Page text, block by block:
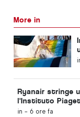
More in
Ryanair stringe
l'Instituto Piaget
settore
in - 6 ore fa